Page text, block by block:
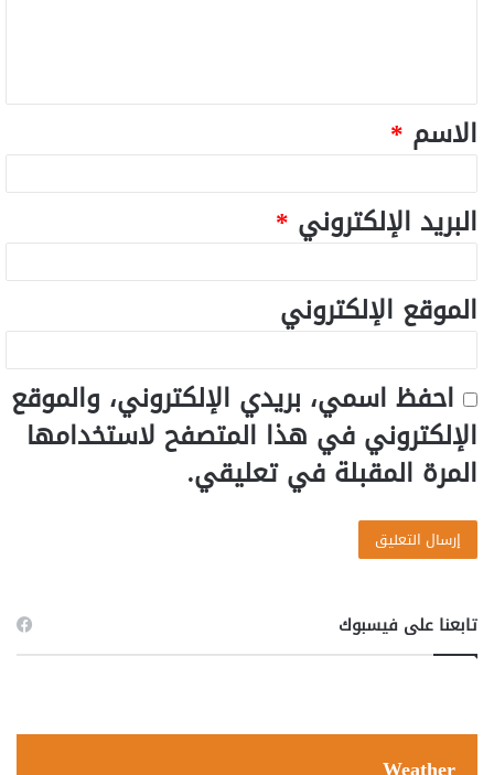
الاسم *
البريد الإلكتروني *
الموقع الإلكتروني
احفظ اسمي، بريدي الإلكتروني، والموقع
الإلكتروني في هذا المتصفح لاستخدامها
المرة المقبلة في تعليقي.
تابعنا على فيسبوك